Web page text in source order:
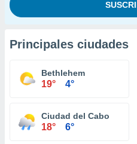
Principales ciudades
Bethlehem
19° 4°
Ciudad del Cabo
18° 6°